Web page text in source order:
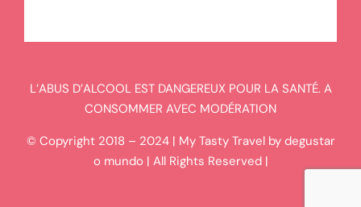
L’ABUS D’ALCOOL EST DANGEREUX POUR LA SANTÉ. A
CONSOMMER AVEC MODÉRATION
© Copyright 2018 – 2024 | My Tasty Travel by degustar
o mundo | All Rights Reserved |